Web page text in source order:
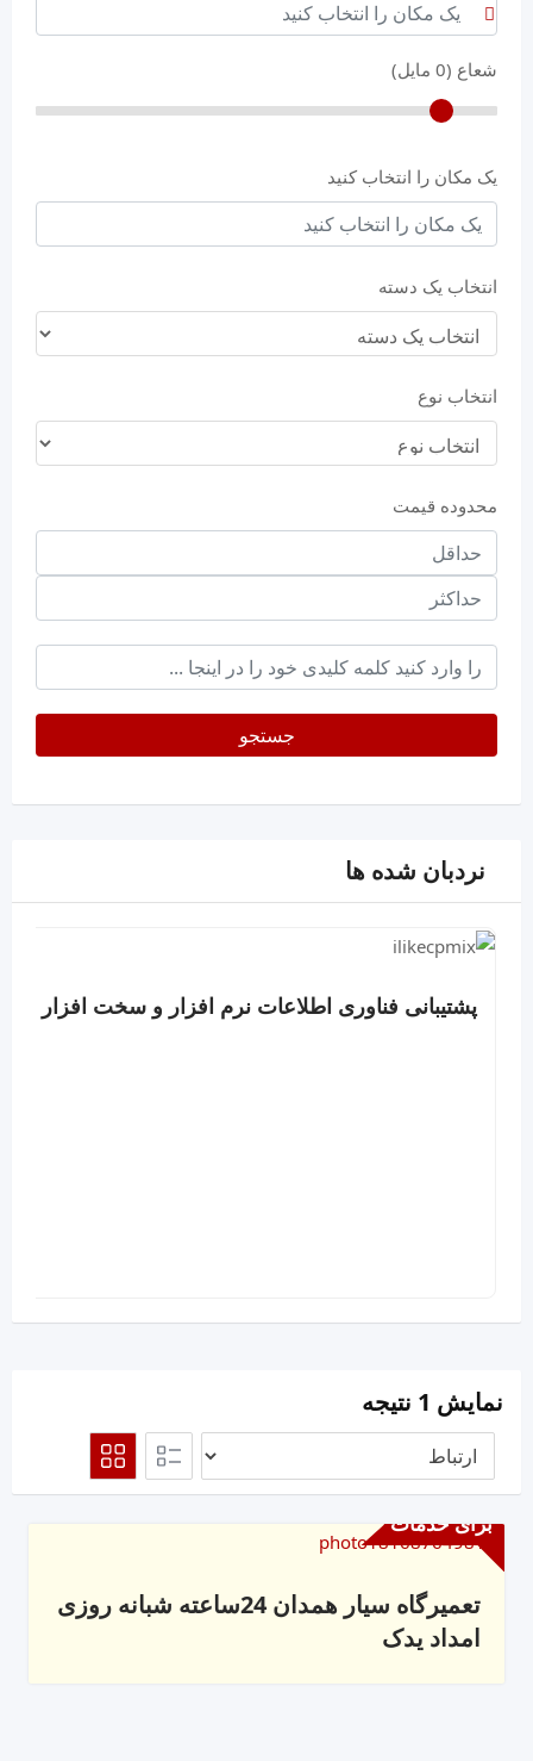
شعاع (0 مایل)
یک مکان را انتخاب کنید
انتخاب یک دسته
انتخاب نوع
محدوده قیمت
حداقل
قیمت
حداکثر
keyword
جستجو
نردبان شده ها
پشتیبانی فناوری اطلاعات نرم افزار و سخت افزار
نمایش 1 نتیجه
برای خدمات
تعمیرگاه سیار همدان 24ساعته شبانه روزی
امداد یدک